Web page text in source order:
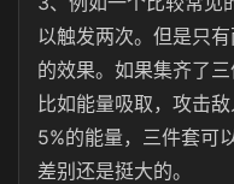
以触发两次。但是只
的效果。如果集齐了
比如能量吸取，攻击
5%的能量，三件套可
差别还是挺大的。